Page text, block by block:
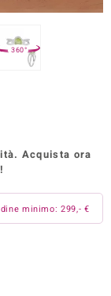
360°
Acquista ora
minimo: 299,- €